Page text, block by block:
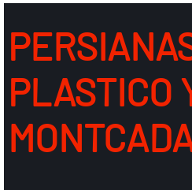
PLASTICO